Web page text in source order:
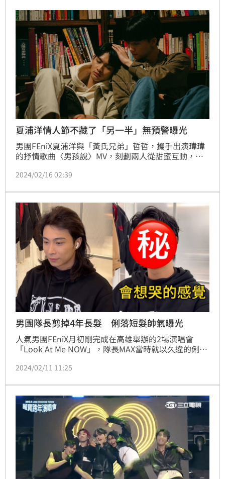
賓，為節目增添不少亮點。蔡維歆
夏浦洋情人節不藏了「另一半」無預警曝光
男團FEniX夏浦洋與「黃氏兄弟」哲哲，攜手出演瑋瑋
的抒情歌曲〈男孩說〉MV，刻劃兩人從甜蜜互動，到
是夏浦洋首次挑戰BL劇情，兩人上演餵草莓、共聽耳
論，留言驚呼：「有那種看完還久久不能平復的感
傷」、「哲哲和浦洋演得好好」、「劇情好虐 看到哭
了」。
2024/02/16 02:39
男團隊長剪掉4年長髮 俐落短髮帥氣曝光
人氣男團FEniX月初剛完成在高雄舉辦的2場演唱會
「Look At Me NOW」，隊長MAX當時就以久違的俐落
帳號日前也公開了MAX剪掉留了4年長髮的影片，見到
慣」！
2024/02/11 11:25